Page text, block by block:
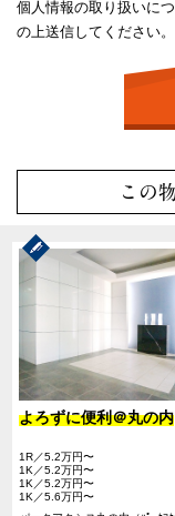
個人情報の取り扱いに
の上送信してください。
この
よろずに便利＠丸の内
1R／5.2万円〜
1K／5.2万円〜
1K／5.2万円〜
1K／5.6万円〜